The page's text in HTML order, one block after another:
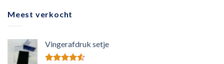
Meest verkocht
Vingerafdruk setje